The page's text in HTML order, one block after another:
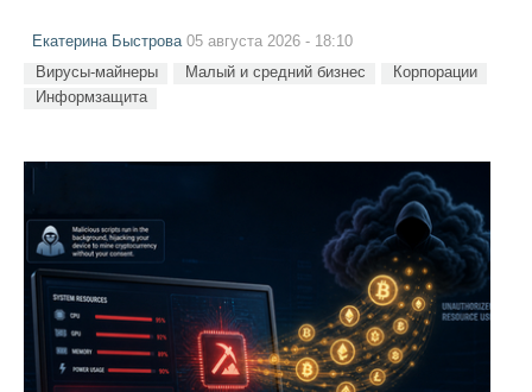
Екатерина Быстрова05 августа 2026 - 18:10
Вирусы-майнеры Малый и средний бизнес
Корпорации
Информзащита